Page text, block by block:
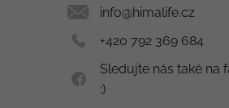
info@himalife.cz
+420 792 369 684
Sledujte nás také na
:)